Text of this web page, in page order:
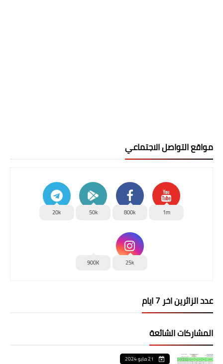
مواقع التواصل الاجتماعي
1m
800k
50k
20k
25k
900K
عدد الزائرين اخر 7 ايام
المشاركات الشائعة
21 مايو 2024